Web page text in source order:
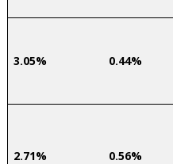
0.44%
3.05%
0.56%
2.71%